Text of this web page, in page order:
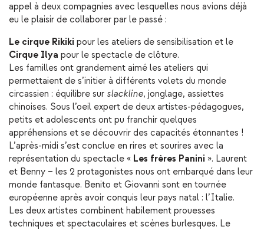
appel à deux compagnies avec lesquelles nous avions déjà
eu le plaisir de collaborer par le passé :
Le cirque Rikiki pour les ateliers de sensibilisation et le
Cirque Ilya pour le spectacle de clôture.
Les familles ont grandement aimé les ateliers qui
permettaient de s’initier à différents volets du monde
circassien : équilibre sur slackline, jonglage, assiettes
chinoises. Sous l’oeil expert de deux artistes-pédagogues,
petits et adolescents ont pu franchir quelques
appréhensions et se découvrir des capacités étonnantes !
L’après-midi s’est conclue en rires et sourires avec la
représentation du spectacle « Les frères Panini ». Laurent
et Benny – les 2 protagonistes nous ont embarqué dans leur
monde fantasque. Benito et Giovanni sont en tournée
européenne après avoir conquis leur pays natal : l’Italie.
Les deux artistes combinent habilement prouesses
techniques et spectaculaires et scènes burlesques. Le